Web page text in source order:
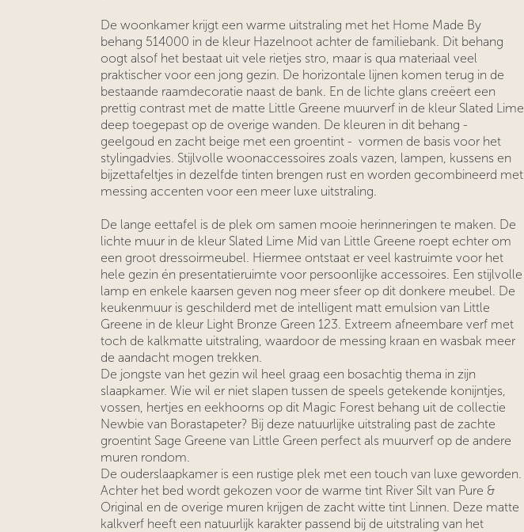
De woonkamer krijgt een warme uitstraling met het Home Made By
behang 514000 in de kleur Hazelnoot achter de familiebank. Dit behang
oogt alsof het bestaat uit vele rietjes stro, maar is qua materiaal veel
praktischer voor een jong gezin. De horizontale lijnen komen terug in de
bestaande raamdecoratie naast de bank. En de lichte glans creëert een
prettig contrast met de matte Little Greene muurverf in de kleur Slated Lime
deep toegepast op de overige wanden. De kleuren in dit behang -
geelgoud en zacht beige met een groentint - vormen de basis voor het
stylingadvies. Stijlvolle woonaccessoires zoals vazen, lampen, kussens en
bijzettafeltjes in dezelfde tinten brengen rust en worden gecombineerd met
messing accenten voor een meer luxe uitstraling.
De lange eettafel is de plek om samen mooie herinneringen te maken. De
lichte muur in de kleur Slated Lime Mid van Little Greene roept echter om
een groot dressoirmeubel. Hiermee ontstaat er veel kastruimte voor het
hele gezin én presentatieruimte voor persoonlijke accessoires. Een stijlvolle
lamp en enkele kaarsen geven nog meer sfeer op dit donkere meubel. De
keukenmuur is geschilderd met de intelligent matt emulsion van Little
Greene in de kleur Light Bronze Green 123. Extreem afneembare verf met
toch de kalkmatte uitstraling, waardoor de messing kraan en wasbak meer
de aandacht mogen trekken.
De jongste van het gezin wil heel graag een bosachtig thema in zijn
slaapkamer. Wie wil er niet slapen tussen de speels getekende konijntjes,
vossen, hertjes en eekhoorns op dit Magic Forest behang uit de collectie
Newbie van Borastapeter? Bij deze natuurlijke uitstraling past de zachte
groentint Sage Greene van Little Green perfect als muurverf op de andere
muren rondom.
De ouderslaapkamer is een rustige plek met een touch van luxe geworden.
Achter het bed wordt gekozen voor de warme tint River Silt van Pure &
Original en de overige muren krijgen de zacht witte tint Linnen. Deze matte
kalkverf heeft een natuurlijk karakter passend bij de uitstraling van het